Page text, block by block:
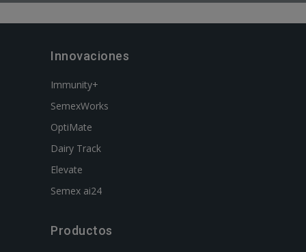
Innovaciones
Immunity+
SemexWorks
OptiMate
Dairy Track
Elevate
Semex ai24
Productos